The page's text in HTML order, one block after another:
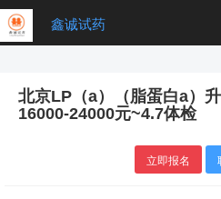
鑫诚试药
北京LP（a）（脂蛋白a）
16000-24000元~4.7体检
立即报名